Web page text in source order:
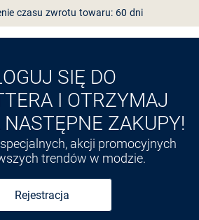
aplikację VANGRAAF
SIĘ DO
I OTRZYMAJ
NASTĘPNE ZAKUPY!
akcji promocyjnych
trendów w modzie.
Rejestracja